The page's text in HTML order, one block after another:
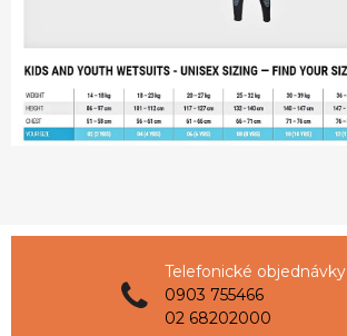
Telefonické objednávky
0903 755466
02 68202000